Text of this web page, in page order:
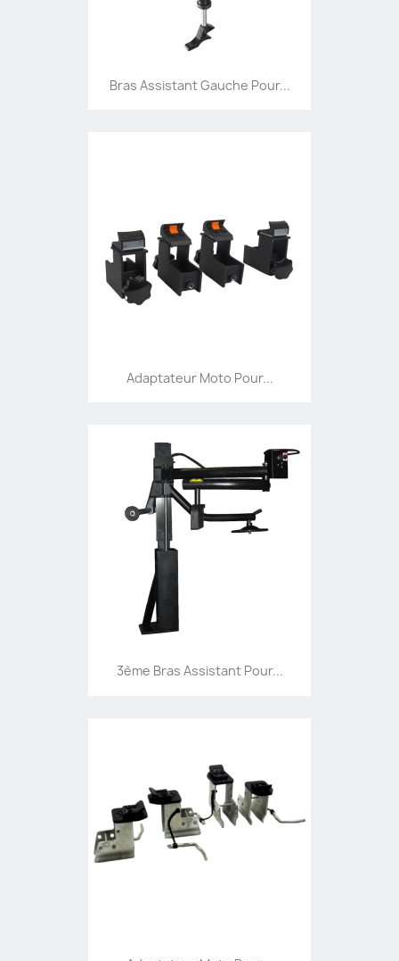
Bras Assistant Gauche Pour...
Adaptateur Moto Pour...
3ème Bras Assistant Pour...